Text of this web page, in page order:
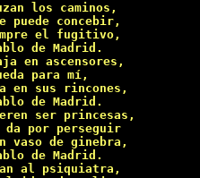
los caminos,
puede concebir,
el fugitivo,
de Madrid.
en ascensores,
para mí,
en sus rincones,
de Madrid.
ser princesas,
por perseguir
vaso de ginebra,
de Madrid.
al psiquiatra,